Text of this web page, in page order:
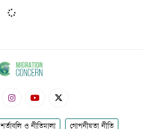
শর্তাবলি ও নীতিমালা গোপনীয়তা নীতি